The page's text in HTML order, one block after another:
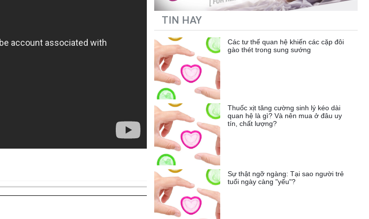
TIN HAY
Các tư thế quan hệ khiến các cặp đôi
gào thét trong sung sướng
Thuốc xịt tăng cường sinh lý kéo dài
quan hệ là gì? Và nên mua ở đâu uy
tín, chất lượng?
Sự thật ngỡ ngàng: Tại sao người trẻ
tuổi ngày càng "yếu"?